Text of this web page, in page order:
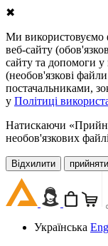
✖
Ми використовуємо
веб-сайту
сайту та допомоги
(необов'язкові
постачальниками,
у Політиці
Натискаючи
необов'язкових
Відхилити прийняти
Українська